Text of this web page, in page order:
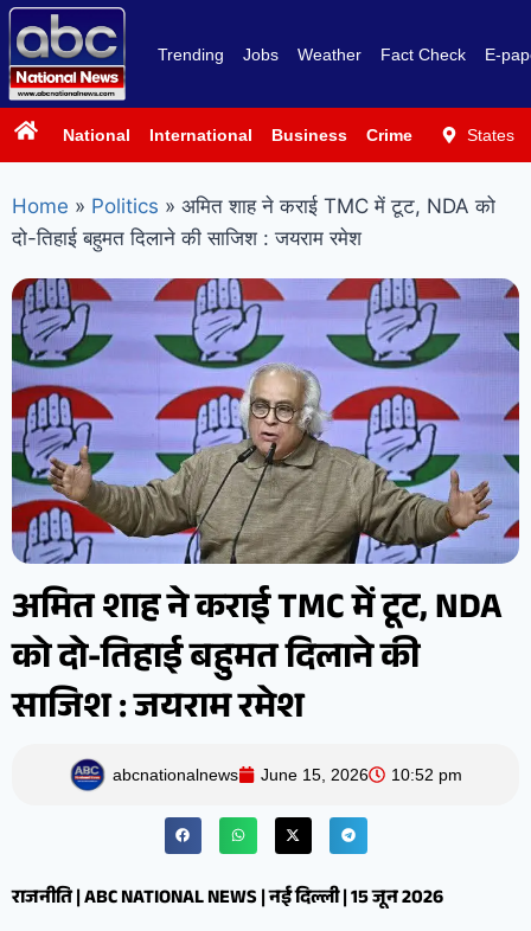
Trending Jobs Weather Fact Check E-
National International Business Crime PoliticsStates
Home » Politics » अमित शाह ने कराई TMC में टूट, NDA को
दो-तिहाई बहुमत दिलाने की साजिश : जयराम रमेश
अमित शाह ने कराई TMC में टूट, NDA
को दो-तिहाई बहुमत दिलाने की
साजिश : जयराम रमेश
abcnationalnews June 15, 2026 10:52 pm
राजनीति | ABC NATIONAL NEWS | नई दिल्ली | 15 जून 2026